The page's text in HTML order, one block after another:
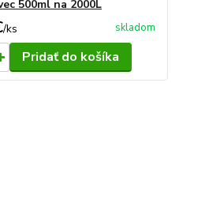
500ml na 2000L
/ks skladom
Pridať do košíka